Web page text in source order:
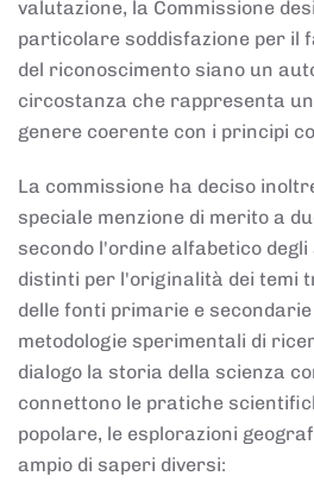
valutazione, la Commissione
particolare soddisfazione per il
del riconoscimento siano un
circostanza che rappresenta
genere coerente con i principi
La commissione ha deciso
speciale menzione di merito a
secondo l'ordine alfabetico
distinti per l'originalità dei temi
delle fonti primarie e
metodologie sperimentali di
dialogo la storia della scienza
connettono le pratiche
popolare, le esplorazioni
ampio di saperi diversi: